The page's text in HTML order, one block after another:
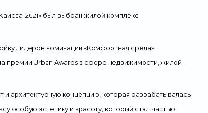
2021» был выбран жилой комплекс
лидеров номинации «Комфортная среда»
премии Urban Awards в сфере недвижимости, жилой
и архитектурную концепцию, которая разрабатывалась
особую эстетику и красоту, который стал частью